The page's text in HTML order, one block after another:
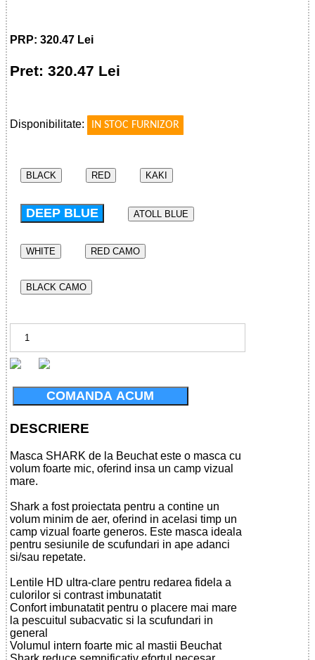
PRP: 320.47 Lei
Pret: 320.47 Lei
Disponibilitate:
IN STOC FURNIZOR
BLACK RED KAKI
DEEP BLUE ATOLL BLUE
WHITE RED CAMO
BLACK CAMO
COMANDA ACUM
DESCRIERE
Masca SHARK de la Beuchat este o masca cu
volum foarte mic, oferind insa un camp vizual
mare.
Shark a fost proiectata pentru a contine un
volum minim de aer, oferind in acelasi timp un
camp vizual foarte generos. Este masca ideala
pentru sesiunile de scufundari in ape adanci
si/sau repetate.
Lentile HD ultra-clare pentru redarea fidela a
culorilor si contrast imbunatatit
Confort imbunatatit pentru o placere mai mare
la pescuitul subacvatic si la scufundari in
general
Volumul intern foarte mic al mastii Beuchat